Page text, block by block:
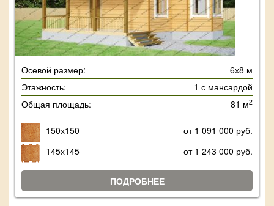
Осевой размер:
6х8 м
Этажность:
1 с мансардой
Общая площадь:
81 м2
150х150
от 1 091 000 руб.
145х145
от 1 243 000 руб.
ПОДРОБНЕЕ